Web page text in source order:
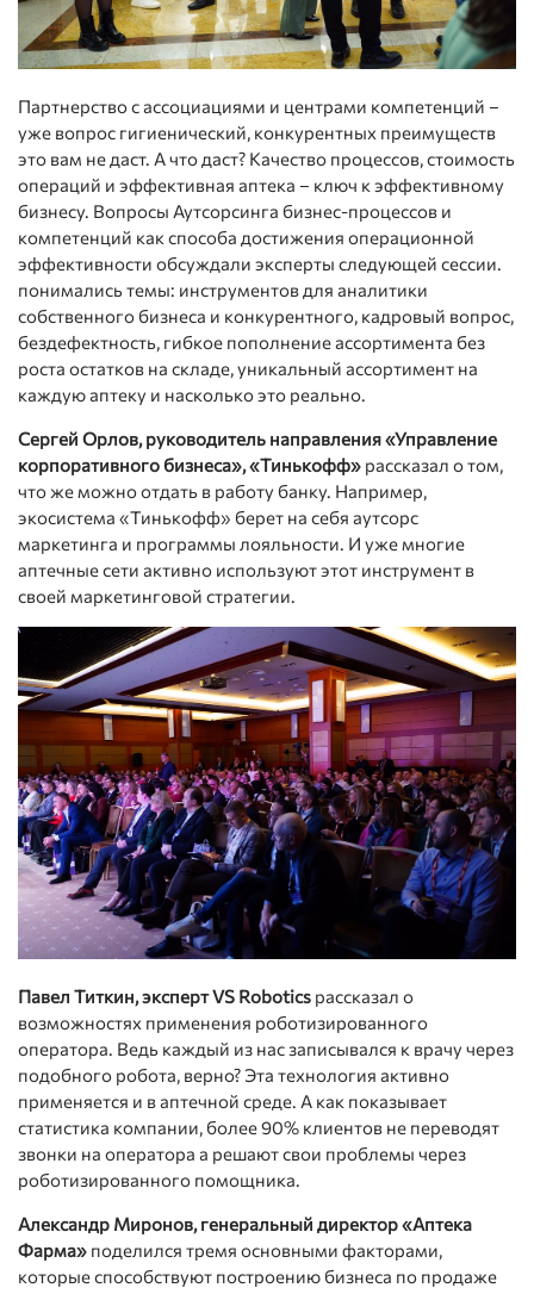
Партнерство с ассоциациями и центрами компетенций –
уже вопрос гигиенический, конкурентных преимуществ
это вам не даст. А что даст? Качество процессов, стоимость
операций и эффективная аптека – ключ к эффективному
бизнесу. Вопросы Аутсорсинга бизнес-процессов и
компетенций как способа достижения операционной
эффективности обсуждали эксперты следующей сессии.
понимались темы: инструментов для аналитики
собственного бизнеса и конкурентного, кадровый вопрос,
бездефектность, гибкое пополнение ассортимента без
роста остатков на складе, уникальный ассортимент на
каждую аптеку и насколько это реально.
Сергей Орлов, руководитель направления «Управление
корпоративного бизнеса», «Тинькофф» рассказал о том,
что же можно отдать в работу банку. Например,
экосистема «Тинькофф» берет на себя аутсорс
маркетинга и программы лояльности. И уже многие
аптечные сети активно используют этот инструмент в
своей маркетинговой стратегии.
Павел Титкин, эксперт VS Robotics рассказал о
возможностях применения роботизированного
оператора. Ведь каждый из нас записывался к врачу через
подобного робота, верно? Эта технология активно
применяется и в аптечной среде. А как показывает
статистика компании, более 90% клиентов не переводят
звонки на оператора а решают свои проблемы через
роботизированного помощника.
Александр Миронов, генеральный директор «Аптека
Фарма» поделился тремя основными факторами,
которые способствуют построению бизнеса по продаже